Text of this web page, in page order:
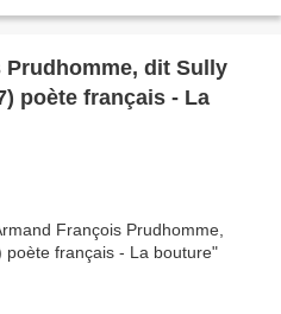
Prudhomme, dit Sully
poète français - La